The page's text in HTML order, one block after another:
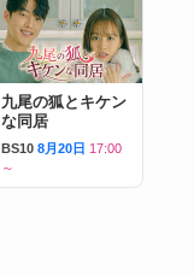
九尾の狐とキケン
な同居
BS10 8月20日 17:00
～